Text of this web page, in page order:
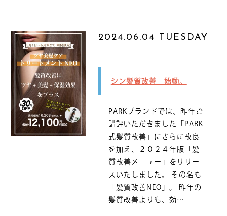
2024.06.04 TUESDAY
シン髪質改善 始動。
PARKブランドでは、昨年ご
講評いただきました「PARK
式髪質改善」にさらに改良
を加え、２０２４年版「髪
質改善メニュー」をリリー
スいたしました。 その名も
「髪質改善NEO」。 昨年の
髪質改善よりも、効…